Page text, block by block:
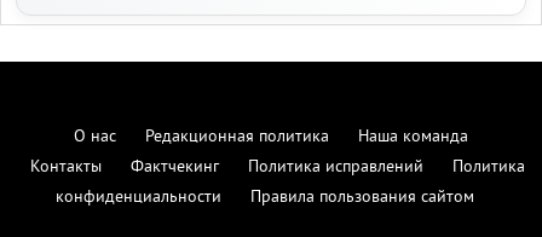
О нас Редакционная политика
Наша команда
Контакты
Фактчекинг Политика исправлений
Политика
конфиденциальности
Правила пользования сайтом